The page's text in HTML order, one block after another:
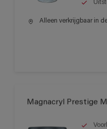
Alleen verkrijgbaar in
Magnacryl Prestige